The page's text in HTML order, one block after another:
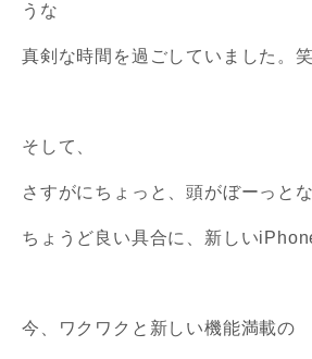
うな
真剣な時間を過ごしていました。笑
そして、
さすがにちょっと、頭がぼーっと
ちょうど良い具合に、新しい
今、ワクワクと新しい機能満載の